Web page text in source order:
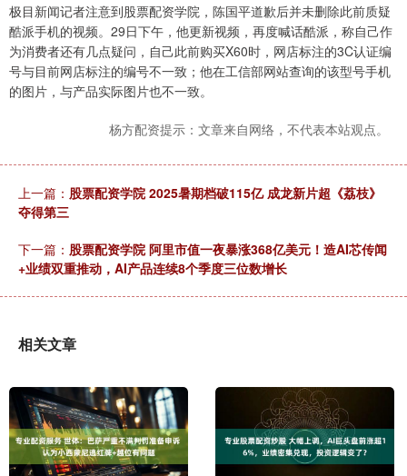
极目新闻记者注意到股票配资学院，陈国平道歉后并未删除此前质疑
酷派手机的视频。29日下午，他更新视频，再度喊话酷派，称自己作
为消费者还有几点疑问，自己此前购买X60时，网店标注的3C认证编
号与目前网店标注的编号不一致；他在工信部网站查询的该型号手机
的图片，与产品实际图片也不一致。
杨方配资提示：文章来自网络，不代表本站观点。
上一篇： 股票配资学院 2025暑期档破115亿 成龙新片超《荔枝》
夺得第三
下一篇： 股票配资学院 阿里市值一夜暴涨368亿美元！造AI芯传闻
+业绩双重推动，AI产品连续8个季度三位数增长
相关文章